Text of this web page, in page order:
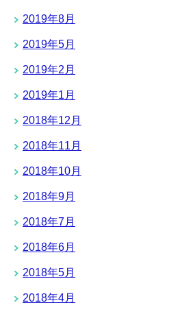
2019年8月
2019年5月
2019年2月
2019年1月
2018年12月
2018年11月
2018年10月
2018年9月
2018年7月
2018年6月
2018年5月
2018年4月